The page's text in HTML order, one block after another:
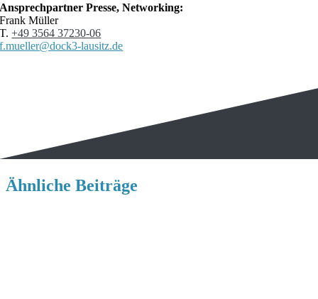
Ansprechpartner Presse, Networking:
Frank Müller
T.+49 3564 37230-06
f.mueller@dock3-lausitz.de
Ähnliche Beiträge